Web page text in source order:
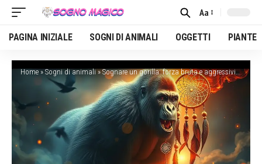
Font
Resizer
Aa
PAGINA INIZIALE SOGNI DI ANIMALI OGGETTI PIANTE
Home»Sogni di animali»Sognare un gorilla: forza bruta e aggressività